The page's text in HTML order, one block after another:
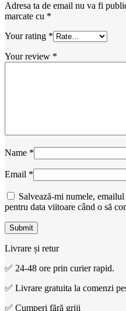
Adresa ta de email nu va fi
marcate cu *
Your rating *
Your review *
Name *
Email *
Salvează-mi numele,
pentru data viitoare când o să
Livrare și retur
✅ 24-48 ore prin curier rapid.
✅ Livrare gratuita la comenzi
✅ Cumperi fără griji